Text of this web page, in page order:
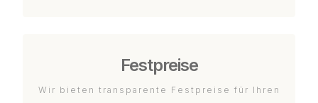
Festpreise
Wir bieten transparente Festpreise für Ihren